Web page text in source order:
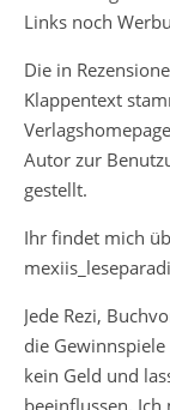
Links noch
Die in
Klappentext
Autor zur
gestellt.
Ihr findet mich
Jede Rezi,
die
kein Geld und